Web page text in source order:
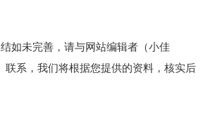
如未完善，请与网站编辑者（小佳
联系，我们将根据您提供的资料，核实后